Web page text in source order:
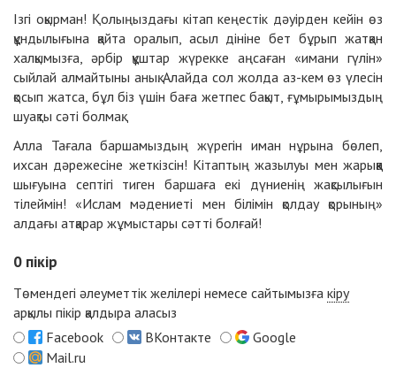
Ізгі оқырман! Қолыңыздағы кітап кеңестік дәуірден кейін өз
құндылығына қайта оралып, асыл дініне бет бұрып жатқан
халқымызға, әрбір құштар жүрекке аңсаған «имани гүлін»
сыйлай алмайтыны анық. Алайда сол жолда аз-кем өз үлесін
қосып жатса, бұл біз үшін баға жетпес бақыт, ғұмырымыздың
шуақты сәті болмақ.
Алла Тағала баршамыздың жүрегін иман нұрына бөлеп,
ихсан дәрежесіне жеткізсін! Кітаптың жазылуы мен жарыққа
шығуына септігі тиген баршаға екі дүниенің жақсылығын
тілеймін! «Ислам мәдениеті мен білімін қолдау қорының»
алдағы атқарар жұмыстары сәтті болғай!
0 пікір
Төмендегі әлеуметтік желілері немесе сайтымызға кіру
арқылы пікір қалдыра аласыз
Facebook
ВКонтакте
Google
Mail.ru